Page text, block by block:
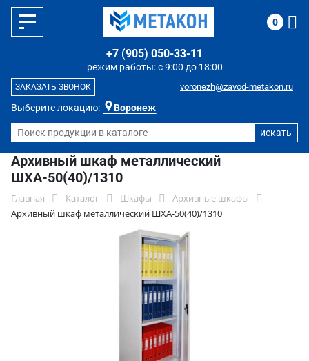
Выберите локацию: Воронеж
режим работы: с 9:00 до 18:00
+7 (905) 050-33-11
voronezh@zavod-metakon.ru
ЗАКАЗАТЬ ЗВОНОК
0
Архивный шкаф металлический
ШХА-50(40)/1310
Главная Каталог Шкафы
Архивные шкафы
Архивный шкаф металлический ШХА-50(40)/1310